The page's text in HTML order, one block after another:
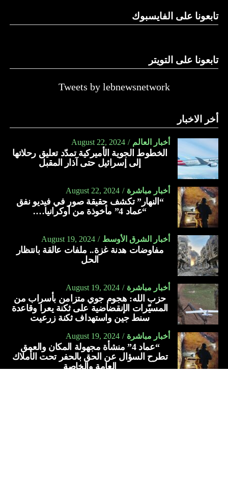
تابعونا على الفايسبوك
تابعونا على التويتر
Tweets by lebnewsnetwork
أخر الاخبار
أخبار العالم August 22, 2024
الخطوط الجوية الأميركية تمدّد تعليق رحلاتها
إلى إسرائيل حتى آذار المقبل
أخبار مباشرة August 22, 2024
“النهار” تكشف حقيقة صور في فيديو نفق
“عماد 4” مأخوذة من أوكرانيا….
أخبار الشرق الأوسط August 19, 2024
مفاوضات هدنة غزة.. ملفات عالقة بانتظار
الحل
أخبار مباشرة August 19, 2024
حزب الله: هجوم جوي متزامن بأسراب من
المسيّرات الإنقضاضية على ثكنة يعرا وقاعدة
سنط جين واستهداف ثكنة زرعيت
أخبار مباشرة August 19, 2024
“عماد 4” منشأة مجهولة المكان والعمق
تطرح السؤال عن الحق بالحفر تحت الأملاك
العامة والخاصة